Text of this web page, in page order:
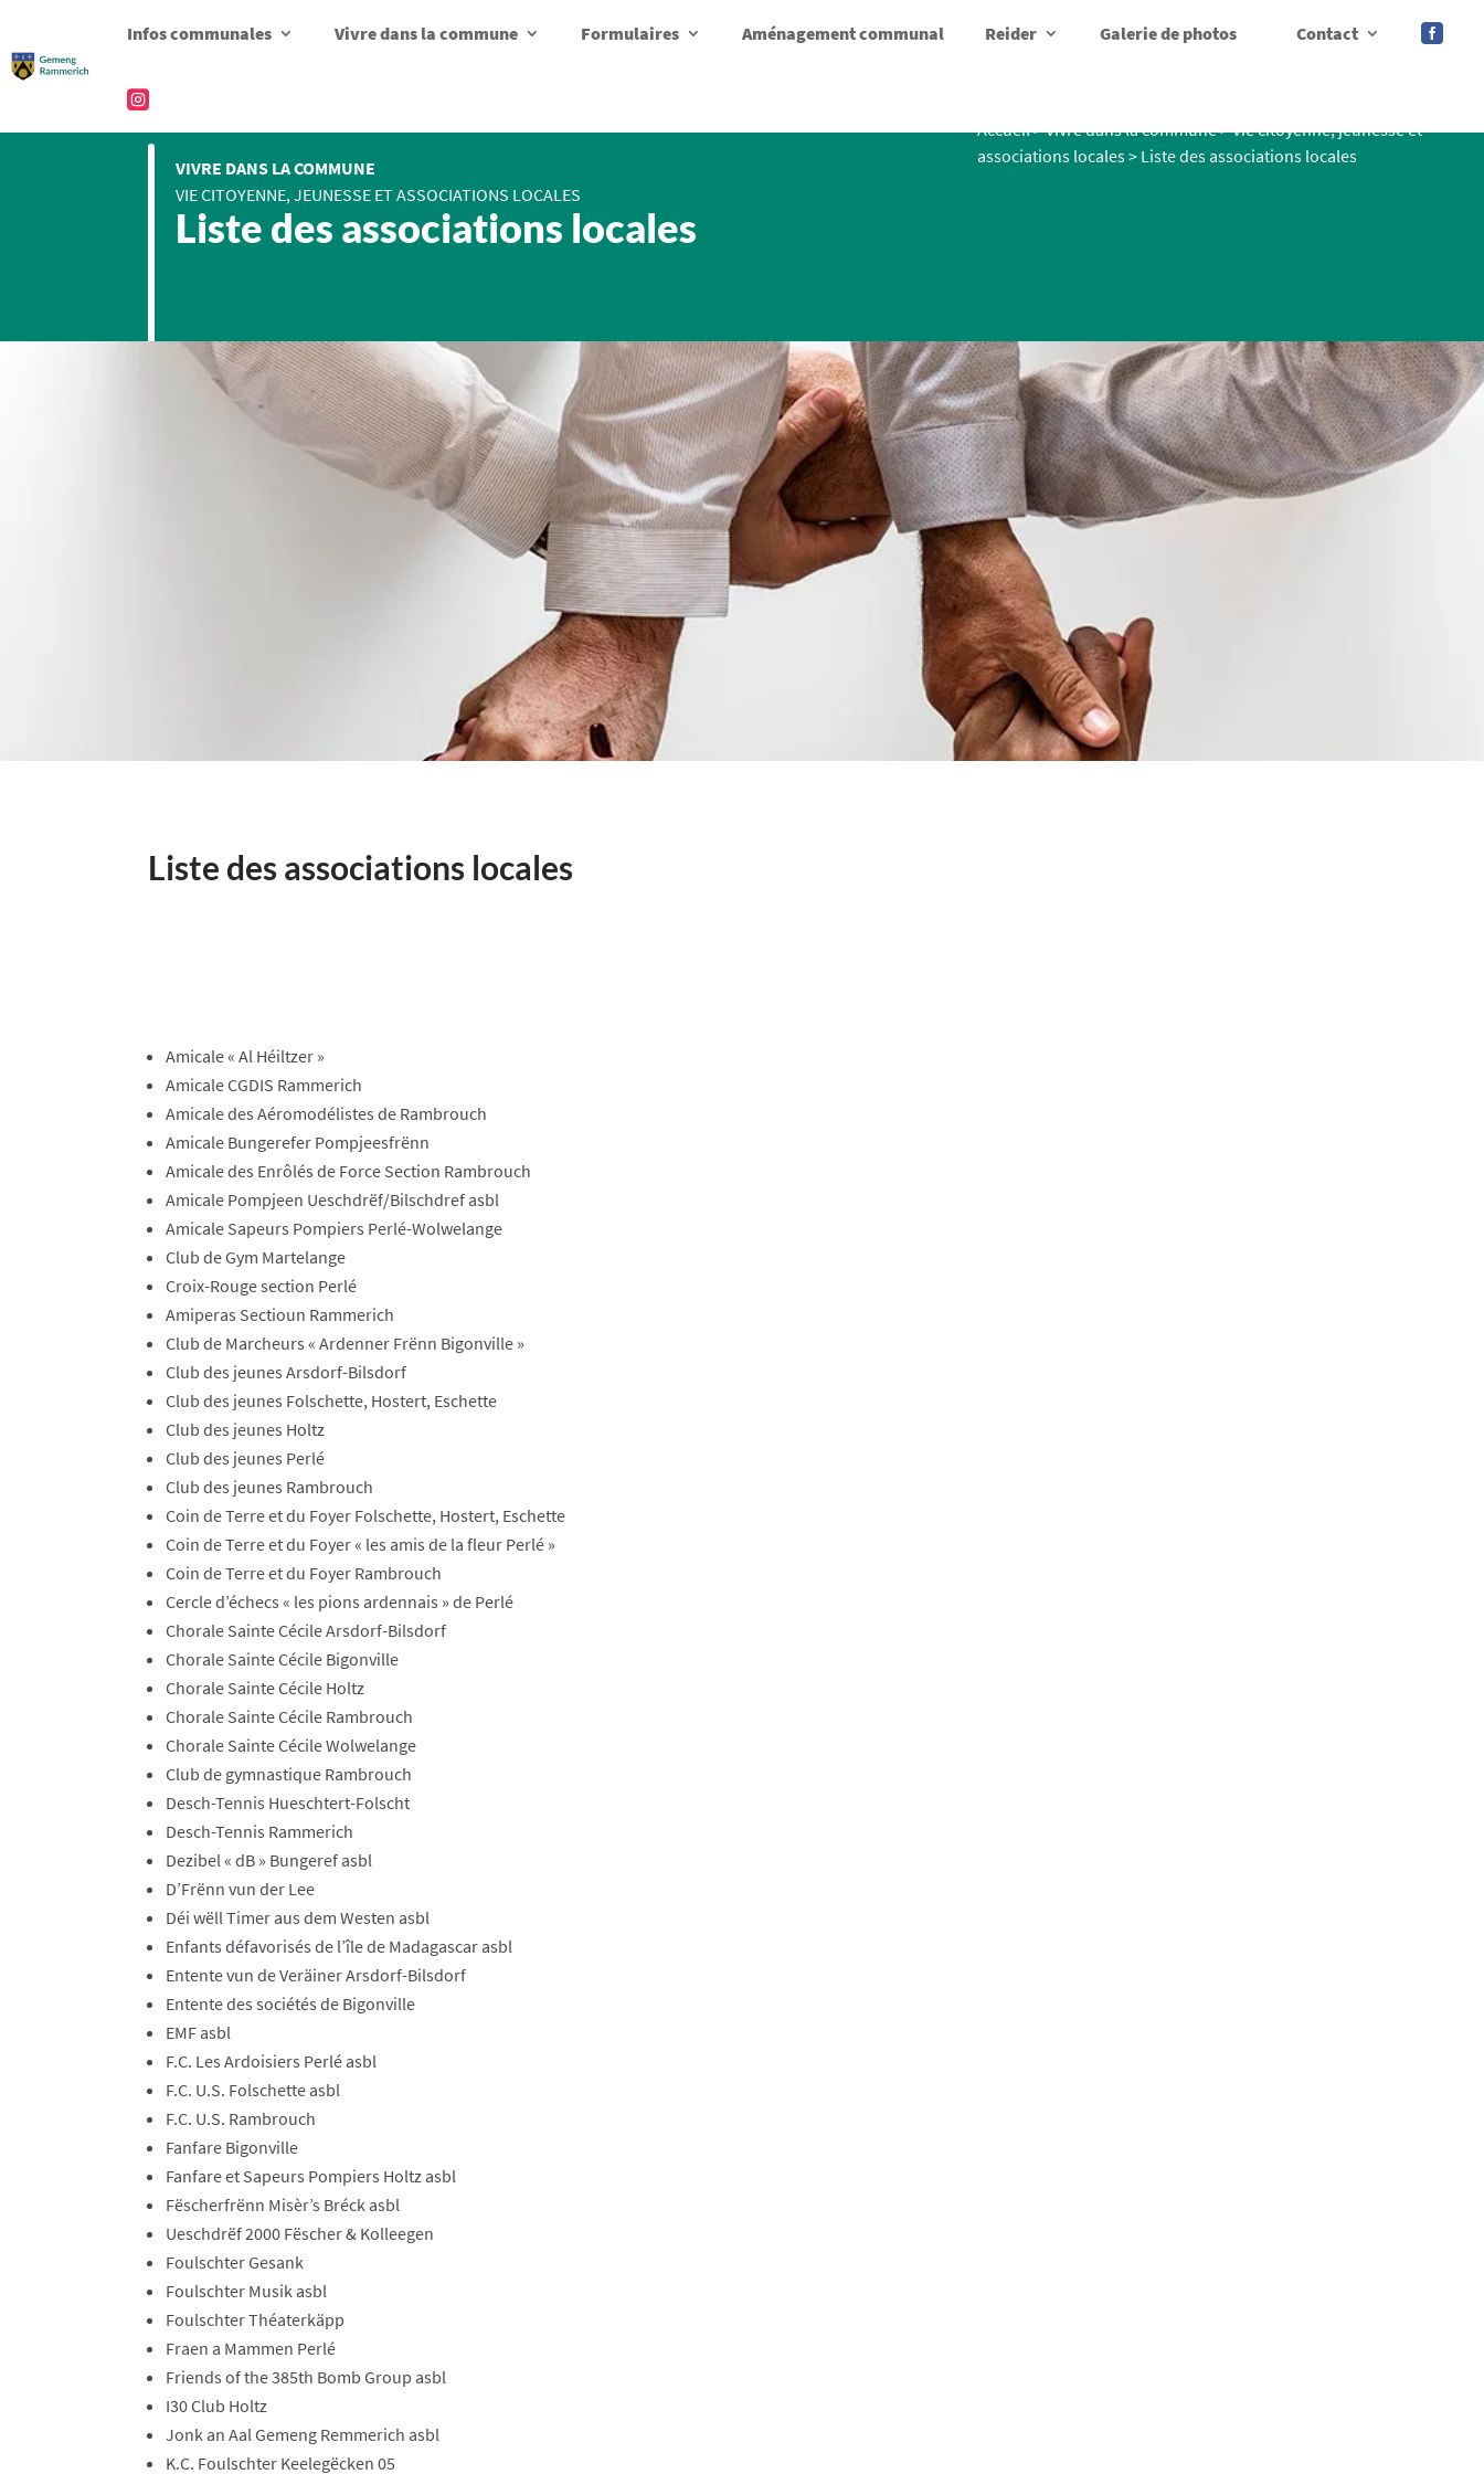
Infos communales Vivre dans la commune Formulaires Aménagement communal Reider Galerie de photos Contact 

VIVRE DANS LA COMMUNE
VIE CITOYENNE, JEUNESSE ET ASSOCIATIONS LOCALES
Liste des associations locales
Accueil>Vivre dans la commune>Vie citoyenne, jeunesse et
associations locales> Liste des associations locales
Liste des associations locales
Amicale « Al Héiltzer »
Amicale CGDIS Rammerich
​Amicale des Aéromodélistes de Rambrouch
​Amicale Bungerefer Pompjeesfrënn
​Amicale des Enrôlés de Force Section Rambrouch
​Amicale Pompjeen Ueschdrëf/Bilschdref asbl
​Amicale Sapeurs Pompiers Perlé-Wolwelange
​Club de Gym Martelange
​Croix-Rouge section Perlé
​Amiperas Sectioun Rammerich
​Club de Marcheurs « Ardenner Frënn Bigonville »
​Club des jeunes Arsdorf-Bilsdorf
​Club des jeunes Folschette, Hostert, Eschette
​Club des jeunes Holtz
​Club des jeunes Perlé
​Club des jeunes Rambrouch
​Coin de Terre et du Foyer Folschette, Hostert, Eschette
​Coin de Terre et du Foyer « les amis de la fleur Perlé »
​Coin de Terre et du Foyer Rambrouch
​Cercle d’échecs « les pions ardennais » de Perlé
​Chorale Sainte Cécile Arsdorf-Bilsdorf
​Chorale Sainte Cécile Bigonville
​Chorale Sainte Cécile Holtz
​Chorale Sainte Cécile Rambrouch
​Chorale Sainte Cécile Wolwelange
​Club de gymnastique Rambrouch
​Desch-Tennis Hueschtert-Folscht
​Desch-Tennis Rammerich
​Dezibel « dB » Bungeref asbl
​D’Frënn vun der Lee
Déi wëll Timer aus dem Westen asbl
​Enfants défavorisés de l’île de Madagascar asbl
Entente vun de Veräiner Arsdorf-Bilsdorf
Entente des sociétés de Bigonville
EMF asbl
​F.C. Les Ardoisiers Perlé asbl
​F.C. U.S. Folschette asbl
​F.C. U.S. Rambrouch
​Fanfare Bigonville
​Fanfare et Sapeurs Pompiers Holtz asbl
​Fëscherfrënn Misèr’s Bréck asbl
Ueschdrëf 2000 Fëscher & Kolleegen
Foulschter Gesank
​Foulschter Musik asbl
​Foulschter Théaterkäpp
​Fraen a Mammen Perlé
Friends of the 385th Bomb Group asbl​
​I30 Club Holtz
​Jonk an Aal Gemeng Remmerich asbl
​K.C. Foulschter Keelegëcken 05